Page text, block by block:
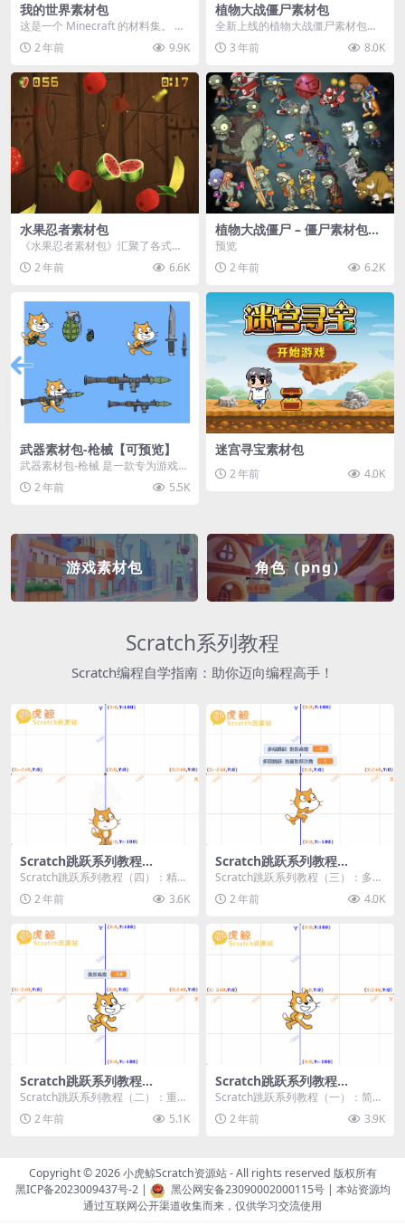
我的世界素材包
这是一个 Minecraft 的材料集。 操
作方法如下： 工具 → 右箭头 怪物...
2 年前 9.9K
植物大战僵尸素材包
全新上线的植物大战僵尸素材包，
内含48个精选资源，涵盖角色、场
景、音效等多样内容...
3 年前 8.0K
水果忍者素材包
《水果忍者素材包》汇聚了各式鲜
美诱人的水果图像与清脆悦耳的切
割音效，专为追求极致...
2 年前 6.6K
植物大战僵尸 – 僵尸素材包
【可预览】
预览
2 年前
6.2K
武器素材包-枪械【可预览】
武器素材包-枪械 是一款专为游戏开
发者和创作者设计的素材包，包含
多种高质量的枪械...
2 年前 5.5K
迷宫寻宝素材包
2 年前 4.0K
游戏素材包 角色（png）
Scratch系列教程
Scratch编程自学指南：助你迈向编程高手！
Scratch跳跃系列教程
（四）：精准着陆
Scratch跳跃系列教程（四）：精准
着陆 作者：小虎鲸Scratch资源站
... 2 年前 3.6K
Scratch跳跃系列教程
（三）：多段跳跃
Scratch跳跃系列教程（三）：多段
跳跃 作者：小虎鲸Scratch资源站
连...2 年前 4.0K
Scratch跳跃系列教程
（二）：重力跳跃
Scratch跳跃系列教程（二）：重力
跳跃 作者：小虎鲸Scratch资源站
按...2 年前 5.1K
Scratch跳跃系列教程
（一）：简单跳跃
Scratch跳跃系列教程（一）：简单
跳跃 作者：小虎鲸Scratch资源站
按...2 年前 3.9K
Copyright © 2026小虎鲸Scratch资源站- All rights reserved 版权所有
黑ICP备2023009437号-2| 黑公网安备23090002000115号| 本站资源均
通过互联网公开渠道收集而来，仅供学习交流使用